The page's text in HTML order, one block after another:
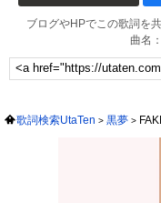
ブログやHPでこの歌詞を
曲名
歌詞検索UtaTen 黒夢